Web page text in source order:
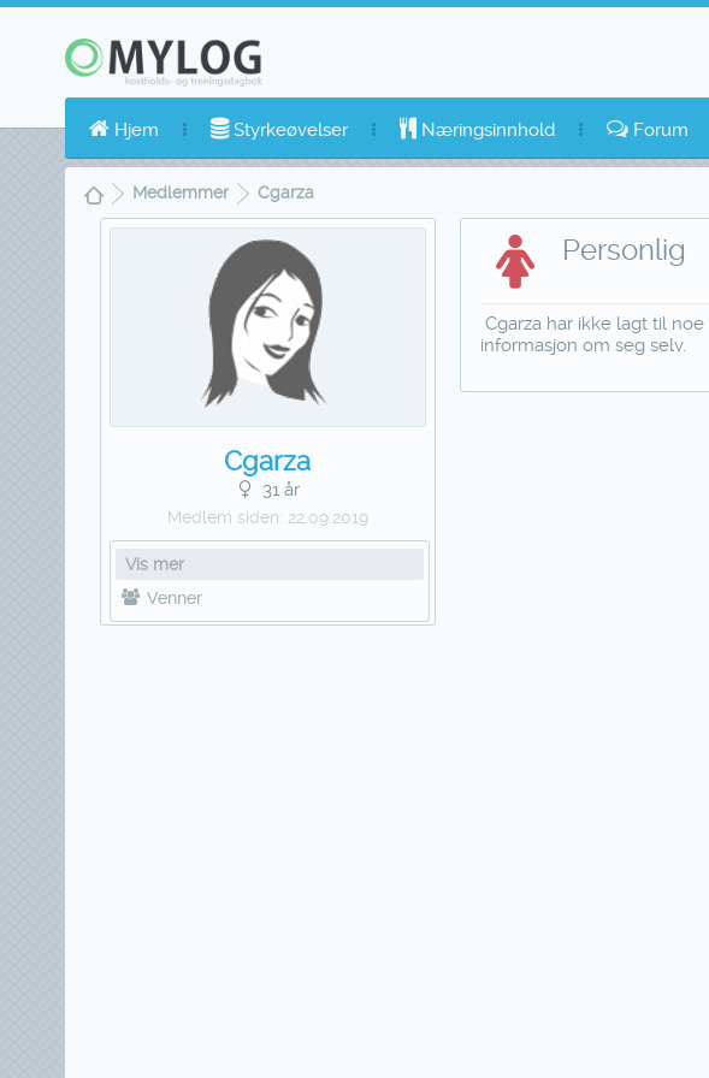
Hjem Styrkeøvelser Næringsinnhold Forum
Medlemmer Cgarza
Cgarza
31 år
Medlem siden: 22.09.2019
Vis mer
Venner
Personlig
Cgarza har ikke lagt til noe
informasjon om seg selv.